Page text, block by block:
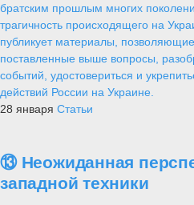
братским прошлым многих
трагичность происходящего на
публикует материалы,
поставленные выше вопросы,
событий, удостовериться и
действий России на Украине.
28 января Статьи
⑬ Неожиданная
западной техники